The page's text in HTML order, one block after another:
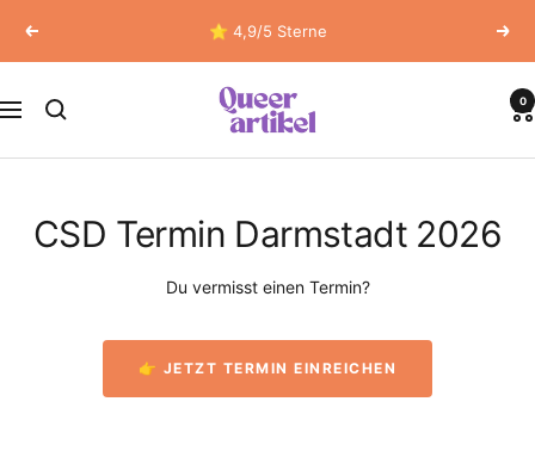
zumZurück ⭐ 4,9/5 Sterne
Navigation
Queerartikel 0
CSD Termin Darmstadt 2026
Du vermisst einen Termin?
👉 JETZT TERMIN EINREICHEN